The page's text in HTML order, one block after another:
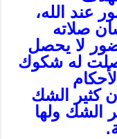
عند الله،
صلاته
لا يحصل
له شكوك
كثير الشك
الشك ولها